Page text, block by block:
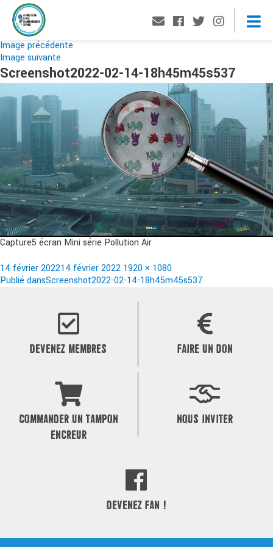
Image précédente
Image suivante
Screenshot2022-02-14-18h45m45s537
Capture5 écran Mini série Pollution Air
Publié
le
14 février 202214 février 2022 Taille
réelle
1920 × 1080
Navigation
Publié dansScreenshot2022-02-14-18h45m45s537
DEVENEZ MEMBRES FAIRE UN DON
COMMANDER UN TAMPON
ENCREUR
NOUS INVITER
DEVENEZ FAN !